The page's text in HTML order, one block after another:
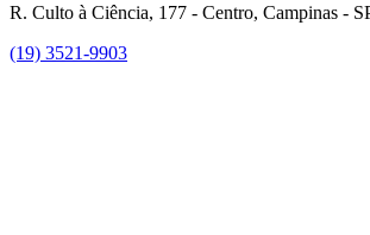
R. Culto à Ciência, 177 - Centro, Campinas -
(19) 3521-9903